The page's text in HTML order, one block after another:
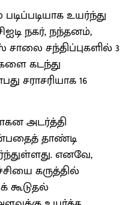
உயர்ந்து
நகர், நந்தனம்,
சந்திப்புகளில் 3
கடந்து
சராசரியாக 16
அடர்த்தி
தாண்டி
எனவே,
கருத்தில்